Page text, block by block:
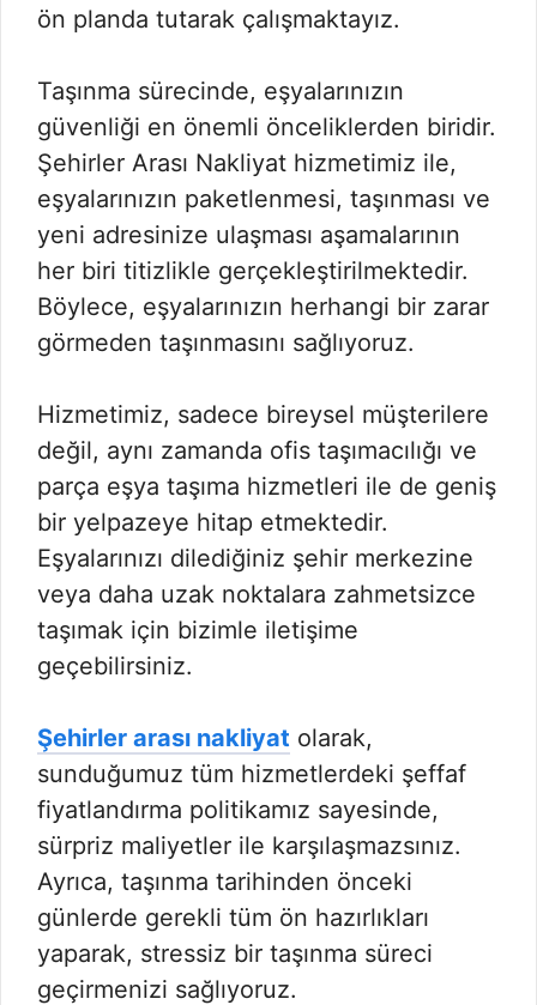
ön planda tutarak çalışmaktayız.
Taşınma sürecinde, eşyalarınızın
güvenliği en önemli önceliklerden biridir.
Şehirler Arası Nakliyat hizmetimiz ile,
eşyalarınızın paketlenmesi, taşınması ve
yeni adresinize ulaşması aşamalarının
her biri titizlikle gerçekleştirilmektedir.
Böylece, eşyalarınızın herhangi bir zarar
görmeden taşınmasını sağlıyoruz.
Hizmetimiz, sadece bireysel müşterilere
değil, aynı zamanda ofis taşımacılığı ve
parça eşya taşıma hizmetleri ile de geniş
bir yelpazeye hitap etmektedir.
Eşyalarınızı dilediğiniz şehir merkezine
veya daha uzak noktalara zahmetsizce
taşımak için bizimle iletişime
geçebilirsiniz.
Şehirler arası nakliyat olarak,
sunduğumuz tüm hizmetlerdeki şeffaf
fiyatlandırma politikamız sayesinde,
sürpriz maliyetler ile karşılaşmazsınız.
Ayrıca, taşınma tarihinden önceki
günlerde gerekli tüm ön hazırlıkları
yaparak, stressiz bir taşınma süreci
geçirmenizi sağlıyoruz.